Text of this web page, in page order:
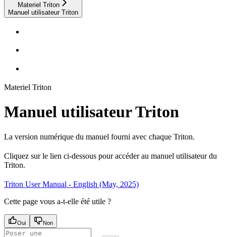
Materiel Triton
Manuel utilisateur Triton
Materiel Triton
Manuel utilisateur Triton
La version numérique du manuel fourni avec chaque Triton.
Cliquez sur le lien ci-dessous pour accéder au manuel utilisateur du
Triton.
Triton User Manual - English (May, 2025)
Cette page vous a-t-elle été utile ?
Oui Non